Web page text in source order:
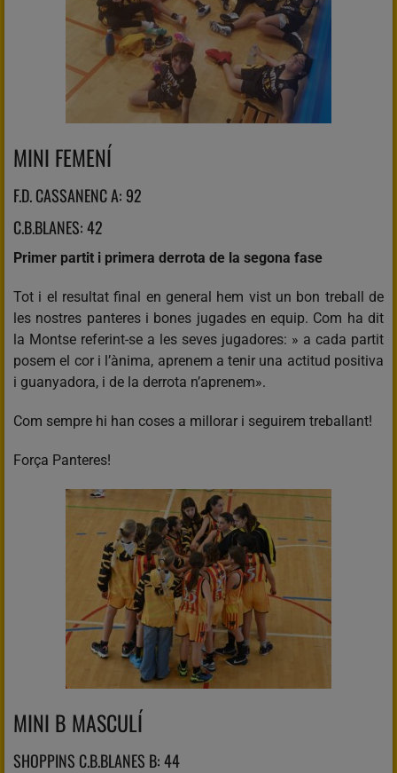
MINI FEMENÍ
F.D. CASSANENC A: 92
C.B.BLANES: 42
Primer partit i primera derrota de la segona fase
Tot i el resultat final en general hem vist un bon treball de
les nostres panteres i bones jugades en equip. Com ha dit
la Montse referint-se a les seves jugadores: » a cada partit
posem el cor i l’ànima, aprenem a tenir una actitud positiva
i guanyadora, i de la derrota n’aprenem».
Com sempre hi han coses a millorar i seguirem treballant!
Força Panteres!
MINI B MASCULÍ
SHOPPINS C.B.BLANES B: 44